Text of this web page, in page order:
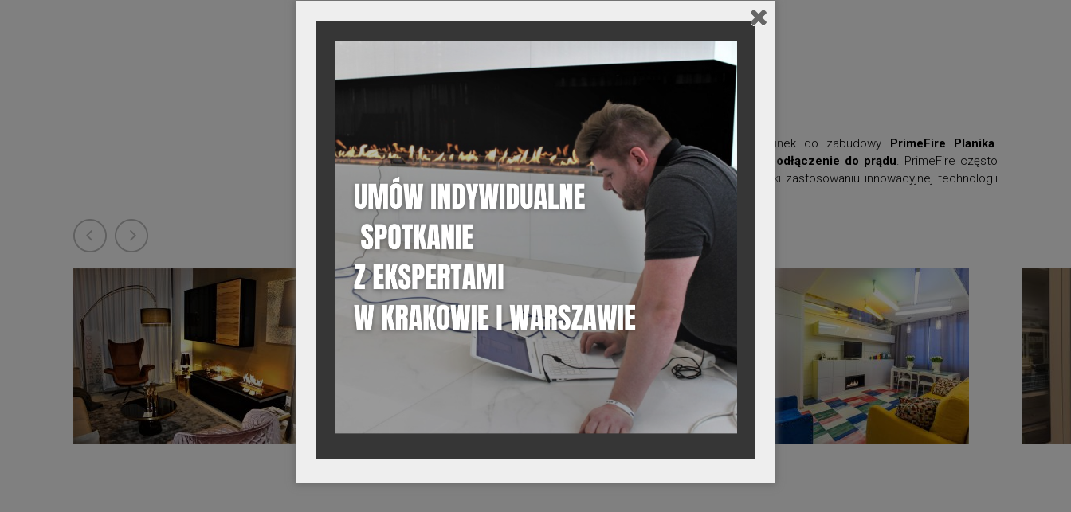
Zobacz galerie zdjęć z realizacji
Zobacz przykładowe realizacje, w których zastosowany został kominek do zabudowy PrimeFire Planika.
Paleniskonie wymaga instalacji kominowej – wystarczy zabudowa i podłączenie do prądu. PrimeFire często
wykorzystywany jest w realizacjach prywatnych oraz komercyjnych, dzięki zastosowaniu innowacyjnej technologii
BEV i możliwości łatwej instalacji.